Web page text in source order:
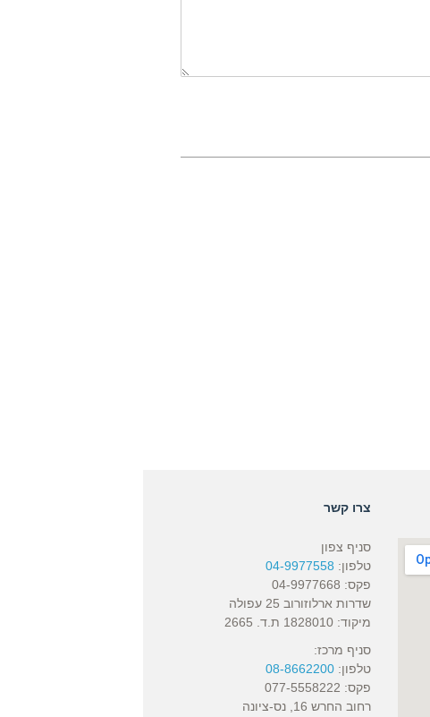
צרו קשר
סניף צפון
טלפון: 04-9977558
פקס: 04-9977668
שדרות ארלוזורוב 25 עפולה
מיקוד: 1828010 ת.ד. 2665
סניף מרכז:
טלפון:08-8662200
פקס: 077-5558222
רחוב החרש 16, נס-ציונה